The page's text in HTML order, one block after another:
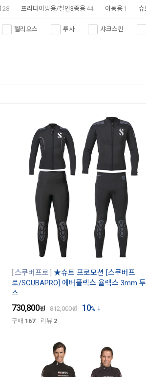
28 프리다이빙용/철인3종용 44 아동용 1 슈
헬리오스 투사 샤크스킨
스쿠버프로
★슈트 프로모션 [스쿠버프
로/SCUBAPRO] 에버플렉스 율렉스 3mm 투
스
730,800원 812,000원 10%
구매 167 리뷰 2